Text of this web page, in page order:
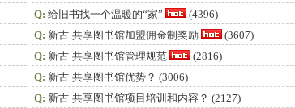
Q: 给旧书找一个温暖的“家”
(4396)
Q: 新古·共享图书馆加盟佣金制奖励
(3607)
Q: 新古·共享图书馆管理规范
(2816)
Q: 新古·共享图书馆优势？ (3006)
Q: 新古·共享图书馆项目培训和内容？ (2127)